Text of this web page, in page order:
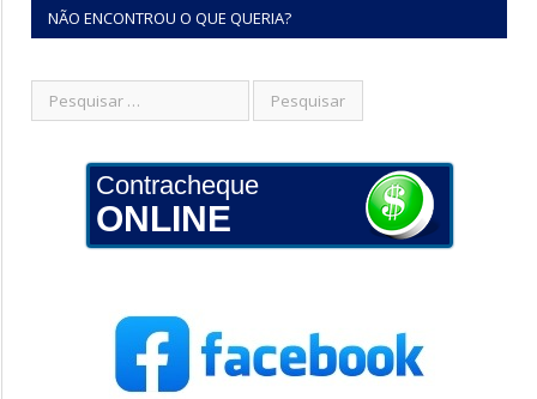
NÃO ENCONTROU O QUE QUERIA?
Contracheque
ONLINE